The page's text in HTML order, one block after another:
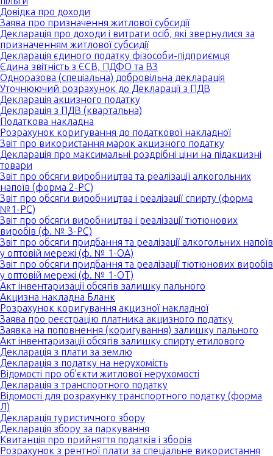
Довідка про доходи
Заява про призначення житлової субсидії
Декларація про доходи і витрати осіб, які звернулися за
призначенням житлової субсидії
Декларація єдиного податку фізособи-підприємця
Єдина звітність з ЄСВ, ПДФО та ВЗ
Одноразова (спеціальна) добровільна декларація
Уточнюючий розрахунок до Декларації з ПДВ
Декларація акцизного податку
Декларація з ПДВ (квартальна)
Податкова накладна
Розрахунок коригування до податкової накладної
Звіт про використання марок акцизного податку
Декларація про максимальні роздрібні ціни на підакцизні
товари
Звіт про обсяги виробництва та реалізації алкогольних
напоїв (форма 2-РС)
Звіт про обсяги виробництва і реалізації спирту (форма
№1-РС)
Звіт про обсяги виробництва і реалізації тютюнових
виробів (ф. № 3-РС)
Звіт про обсяги придбання та реалізації алкогольних напоїв
у оптовій мережі (ф. № 1-ОА)
Звіт про обсяги придбання та реалізації тютюнових виробів
у оптовій мережі (ф. № 1-ОТ)
Акт інвентаризації обсягів залишку пального
Акцизна накладна Бланк
Розрахунок коригування акцизної накладної
Заява про реєстрацію платника акцизного податку
Заявка на поповнення (коригування) залишку пального
Акт інвентаризації обсягів залишку спирту етилового
Декларація з плати за землю
Декларація з податку на нерухомість
Відомості про об’єкти житлової нерухомості
Декларація з транспортного податку
Відомості для розрахунку транспортного податку (форма
Л)
Декларація туристичного збору
Декларація збору за паркування
Квитанція про прийняття податків і зборів
Розрахунок з рентної плати за спеціальне використання